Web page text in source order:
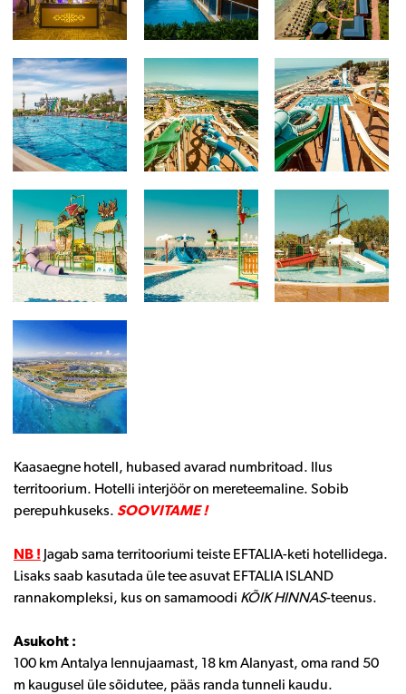
Kaasaegne hotell, hubased avarad numbritoad. Ilus
territoorium. Hotelli interjöör on mereteemaline. Sobib
perepuhkuseks. SOOVITAME !
NB ! Jagab sama territooriumi teiste EFTALIA-keti hotellidega.
Lisaks saab kasutada üle tee asuvat EFTALIA ISLAND
rannakompleksi, kus on samamoodi KÕIK HINNAS-teenus.
Asukoht :
100 km Antalya lennujaamast, 18 km Alanyast, oma rand 50
m kaugusel üle sõidutee, pääs randa tunneli kaudu.